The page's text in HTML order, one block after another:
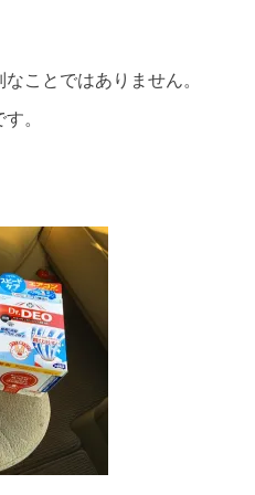
ことではありません。
。